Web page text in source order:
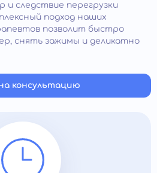
и следствие перегрузки
подход наших
позволит быстро
снять зажимы и деликатно
консультацию